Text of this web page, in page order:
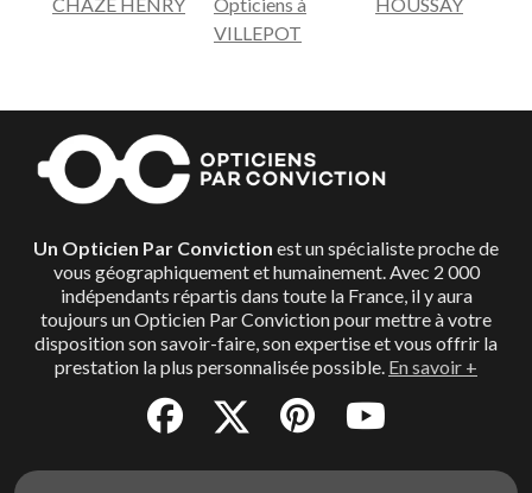
VILLEPOT
Un Opticien Par Conviction est un spécialiste proche de
vous géographiquement et humainement. Avec 2 000
indépendants répartis dans toute la France, il y aura
toujours un Opticien Par Conviction pour mettre à votre
disposition son savoir-faire, son expertise et vous offrir la
prestation la plus personnalisée possible. En savoir +